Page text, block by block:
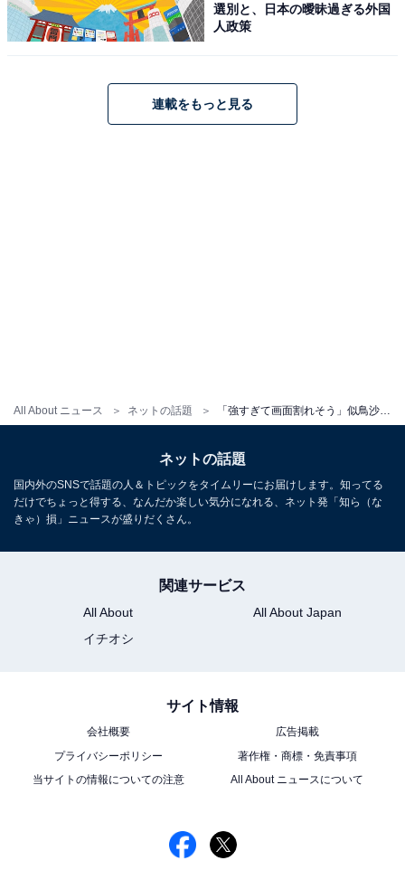
All About ニュース ネットの話題 「強すぎて画面割れそう」似鳥沙也加、美乳あらわな四つんばいショット！ 「まじ顔がよすぎる！！！」
選別と、日本の曖昧過ぎる外国
人政策
連載をもっと見る
ネットの話題
国内外のSNSで話題の人＆トピックをタイムリーにお届けします。知ってる
だけでちょっと得する、なんだか楽しい気分になれる、ネット発「知ら（な
きゃ）損」ニュースが盛りだくさん。
関連サービス
All About
All About Japan
イチオシ
サイト情報
会社概要
広告掲載
プライバシーポリシー
著作権・商標・免責事項
当サイトの情報についての注意
All About ニュースについて